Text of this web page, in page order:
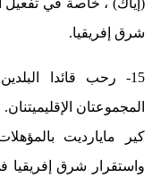
شرق إفريقيا.
15- رحب قائدا
المجموعتان
كير مايارديت
واستقرار شرق إفريقيا